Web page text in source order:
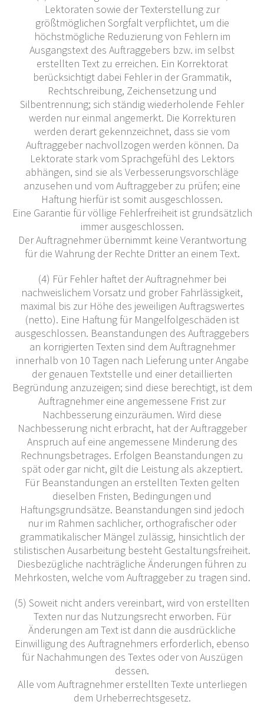
Lektoraten sowie der Texterstellung zur
größtmöglichen Sorgfalt verpflichtet, um die
höchstmögliche Reduzierung von Fehlern im
Ausgangstext des Auftraggebers bzw. im selbst
erstellten Text zu erreichen. Ein Korrektorat
berücksichtigt dabei Fehler in der Grammatik,
Rechtschreibung, Zeichensetzung und
Silbentrennung; sich ständig wiederholende Fehler
werden nur einmal angemerkt. Die Korrekturen
werden derart gekennzeichnet, dass sie vom
Auftraggeber nachvollzogen werden können. Da
Lektorate stark vom Sprachgefühl des Lektors
abhängen, sind sie als Verbesserungsvorschläge
anzusehen und vom Auftraggeber zu prüfen; eine
Haftung hierfür ist somit ausgeschlossen.
Eine Garantie für völlige Fehlerfreiheit ist grundsätzlich
immer ausgeschlossen.
Der Auftragnehmer übernimmt keine Verantwortung
für die Wahrung der Rechte Dritter an einem Text.
(4) Für Fehler haftet der Auftragnehmer bei
nachweislichem Vorsatz und grober Fahrlässigkeit,
maximal bis zur Höhe des jeweiligen Auftragswertes
(netto). Eine Haftung für Mangelfolgeschäden ist
ausgeschlossen. Beanstandungen des Auftraggebers
an korrigierten Texten sind dem Auftragnehmer
innerhalb von 10 Tagen nach Lieferung unter Angabe
der genauen Textstelle und einer detaillierten
Begründung anzuzeigen; sind diese berechtigt, ist dem
Auftragnehmer eine angemessene Frist zur
Nachbesserung einzuräumen. Wird diese
Nachbesserung nicht erbracht, hat der Auftraggeber
Anspruch auf eine angemessene Minderung des
Rechnungsbetrages. Erfolgen Beanstandungen zu
spät oder gar nicht, gilt die Leistung als akzeptiert.
Für Beanstandungen an erstellten Texten gelten
dieselben Fristen, Bedingungen und
Haftungsgrundsätze. Beanstandungen sind jedoch
nur im Rahmen sachlicher, orthografischer oder
grammatikalischer Mängel zulässig, hinsichtlich der
stilistischen Ausarbeitung besteht Gestaltungsfreiheit.
Diesbezügliche nachträgliche Änderungen führen zu
Mehrkosten, welche vom Auftraggeber zu tragen sind.
(5) Soweit nicht anders vereinbart, wird von erstellten
Texten nur das Nutzungsrecht erworben. Für
Änderungen am Text ist dann die ausdrückliche
Einwilligung des Auftragnehmers erforderlich, ebenso
für Nachahmungen des Textes oder von Auszügen
dessen.
Alle vom Auftragnehmer erstellten Texte unterliegen
dem Urheberrechtsgesetz.